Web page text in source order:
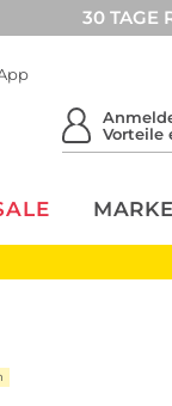
30 TAGE
Vorteile